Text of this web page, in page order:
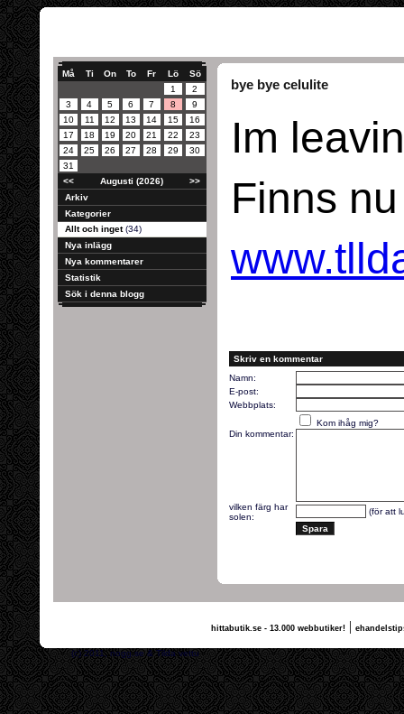
Må Ti On To Fr Lö
Sö
1
2
3
4 5 6 7 8
9
10
11 12 13 14 15
16
17
18 19 20 21 22
23
24
25 26 27 28 29
30
31
<<
Augusti (2026)
>>
Arkiv
Kategorier
Allt och inget(34)
Nya inlägg
Nya kommentarer
Statistik
Sök i denna blogg
bye bye celulite
Im
Finns
Skriv en kommentar
Namn:
E-post:
Webbplats:
Kom ihåg mig?
Din kommentar:
vilken färg har
solen:
(för att
hittabutik.se - 13.000 webbutiker!|
(c) 2011, nogg.se & Tilda vettu